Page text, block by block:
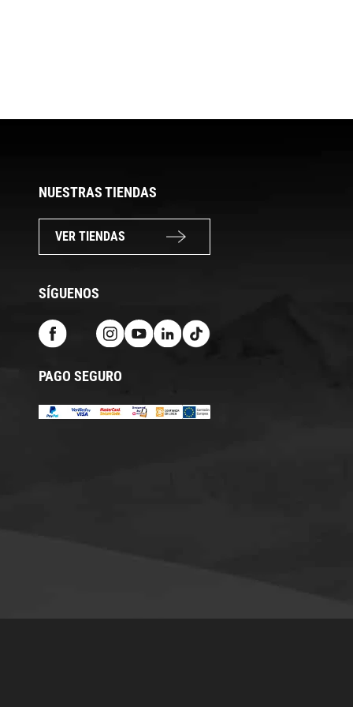
NUESTRAS TIENDAS
VER TIENDAS
SÍGUENOS
PAGO SEGURO